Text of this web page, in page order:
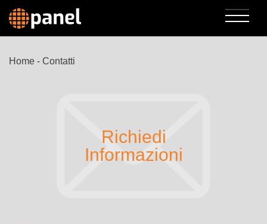
Home - Contatti
Richiedi
Informazioni